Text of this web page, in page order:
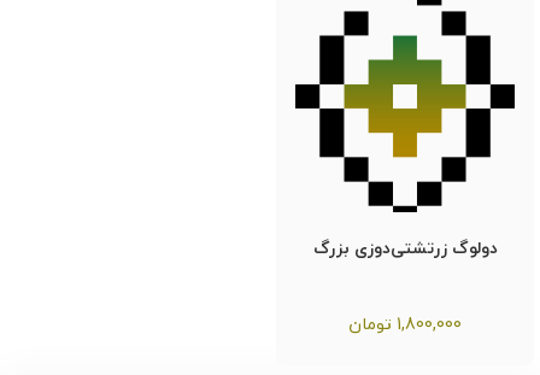
دولوگ زرتشتی‌دوزی بزرگ
1,800,000 تومان